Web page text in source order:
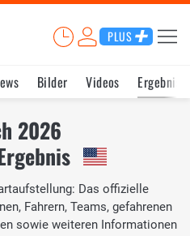
PLUS
Bilder Videos
2026
Das offizielle
Fahrern, Teams, gefahrenen
sowie weiteren Informationen